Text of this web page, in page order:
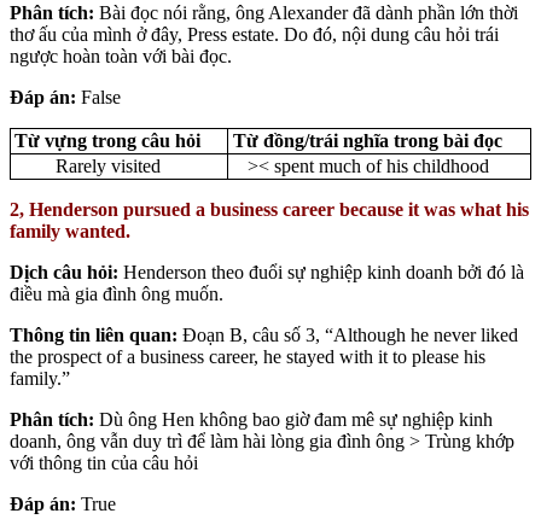
Phân tích: Bài đọc nói rằng, ông Alexander đã dành phần lớn thời
thơ ấu của mình ở đây, Press estate. Do đó, nội dung câu hỏi trái
ngược hoàn toàn với bài đọc.
Đáp án: False
Từ vựng trong câu hỏi
Từ đồng/trái nghĩa trong bài đọc
Rarely visited
>< spent much of his childhood
2, Henderson pursued a business career because it was what his
family wanted.
Dịch câu hỏi: Henderson theo đuổi sự nghiệp kinh doanh bởi đó là
điều mà gia đình ông muốn.
Thông tin liên quan: Đoạn B, câu số 3, “Although he never liked
the prospect of a business career, he stayed with it to please his
family.”
Phân tích: Dù ông Hen không bao giờ đam mê sự nghiệp kinh
doanh, ông vẫn duy trì để làm hài lòng gia đình ông > Trùng khớp
với thông tin của câu hỏi
Đáp án: True